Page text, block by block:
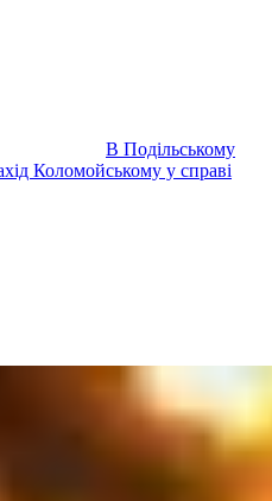
В Подільському
Коломойському у справі